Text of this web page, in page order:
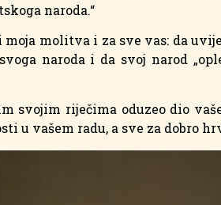
naroda.“
moja molitva i za sve vas: da
naroda i da svoj narod
svojim riječima oduzeo dio
u vašem radu, a sve za dobro